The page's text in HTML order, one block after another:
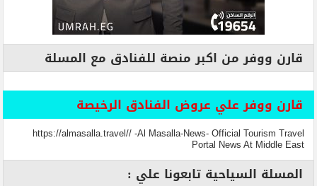
قارن ووفر من اكبر منصة للفنادق مع المسلة
قارن ووفر علي عروض الفنادق الرخيصة
https://almasalla.travel// -Al Masalla-News- Official Tourism Travel
Portal News At Middle East
المسلة السياحية تابعونا علي :